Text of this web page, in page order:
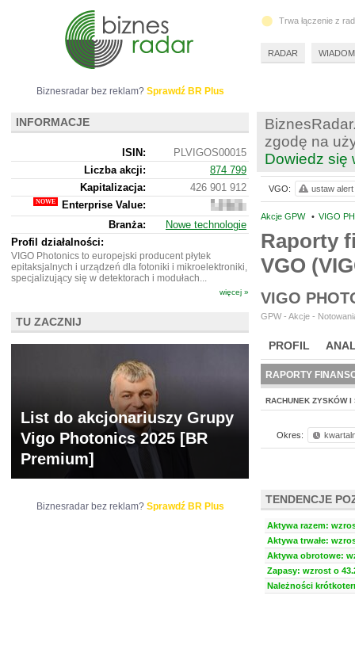
zgodę na
Dowiedz się
Akcje GPW • VIGO
Raporty
VGO
VIGO
GPW - Akcje -
PROFIL
WYCENA BR
RAPORTY
RACHUNEK ZYSKÓW I
Okres:
TENDENCJE
Aktywa razem:
Aktywa trwałe:
Aktywa obrotowe:
Zapasy: wzrost o
Należności
VGO: ustaw alert
Biznesradar bez reklam? Sprawdź BR Plus
INFORMACJE
ISIN:
PLVIGOS00015
Liczba akcji:
874 799
Kapitalizacja:
426 901 912
Enterprise Value:
468
408
912
Branża:
Nowe technologie
Profil działalności:
VIGO Photonics to europejski producent płytek
epitaksjalnych i urządzeń dla fotoniki i mikroelektroniki,
specjalizujący się w detektorach i modułach...
więcej »
TU ZACZNIJ
List do akcjonariuszy Grupy
Vigo Photonics 2025 [BR
Premium]
Biznesradar bez reklam? Sprawdź BR Plus
Trwa łączenie z
RADAR